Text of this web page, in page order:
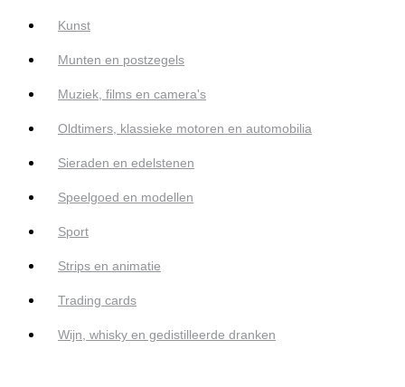
Kunst
Munten en postzegels
Muziek, films en camera's
Oldtimers, klassieke motoren en automobilia
Sieraden en edelstenen
Speelgoed en modellen
Sport
Strips en animatie
Trading cards
Wijn, whisky en gedistilleerde dranken